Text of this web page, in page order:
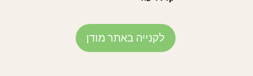
לקנייה באתר מודן